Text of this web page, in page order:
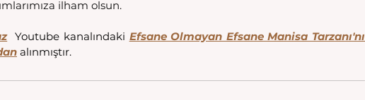
ilham olsun.
Youtube kanalındaki Efsane Olmayan Efsane Manisa Tarzanı'nı
alınmıştır.